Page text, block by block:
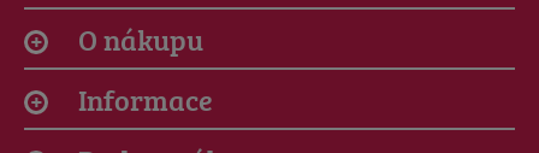
O nákupu
Informace